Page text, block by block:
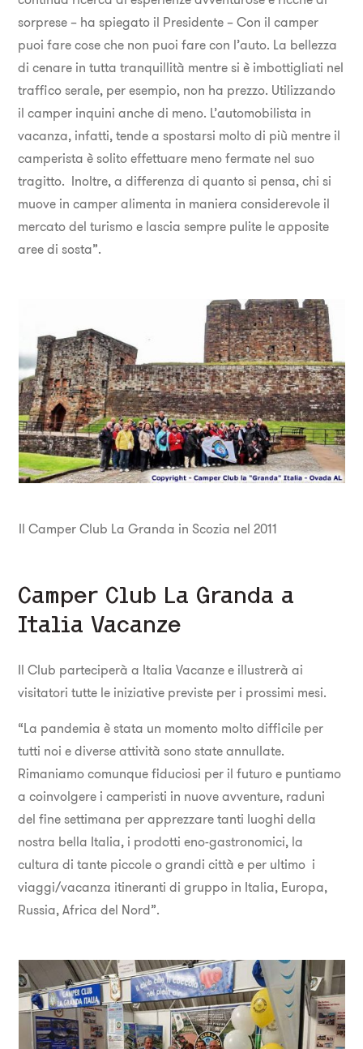
sorprese – ha spiegato il Presidente – Con il camper
puoi fare cose che non puoi fare con l’auto. La bellezza
di cenare in tutta tranquillità mentre si è imbottigliati nel
traffico serale, per esempio, non ha prezzo. Utilizzando
il camper inquini anche di meno. L’automobilista in
vacanza, infatti, tende a spostarsi molto di più mentre il
camperista è solito effettuare meno fermate nel suo
tragitto. Inoltre, a differenza di quanto si pensa, chi si
muove in camper alimenta in maniera considerevole il
mercato del turismo e lascia sempre pulite le apposite
aree di sosta”.
Il Camper Club La Granda in Scozia nel 2011
Camper Club La Granda a
Italia Vacanze
Il Club parteciperà a Italia Vacanze e illustrerà ai
visitatori tutte le iniziative previste per i prossimi mesi.
“La pandemia è stata un momento molto difficile per
tutti noi e diverse attività sono state annullate.
Rimaniamo comunque fiduciosi per il futuro e puntiamo
a coinvolgere i camperisti in nuove avventure, raduni
del fine settimana per apprezzare tanti luoghi della
nostra bella Italia, i prodotti eno-gastronomici, la
cultura di tante piccole o grandi città e per ultimo i
viaggi/vacanza itineranti di gruppo in Italia, Europa,
Russia, Africa del Nord”.